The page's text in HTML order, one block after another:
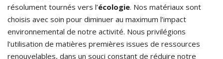
résolument tournés vers l’écologie. Nos matériaux sont
choisis avec soin pour diminuer au maximum l’impact
environnemental de notre activité. Nous privilégions
l’utilisation de matières premières issues de ressources
renouvelables, dans un souci constant de réduire notre